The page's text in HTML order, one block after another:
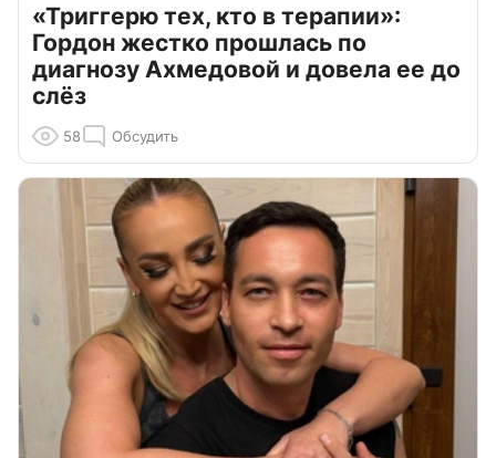
«Триггерю тех, кто в терапии»:
Гордон жестко прошлась по
диагнозу Ахмедовой и довела ее до
слёз
58 Обсудить